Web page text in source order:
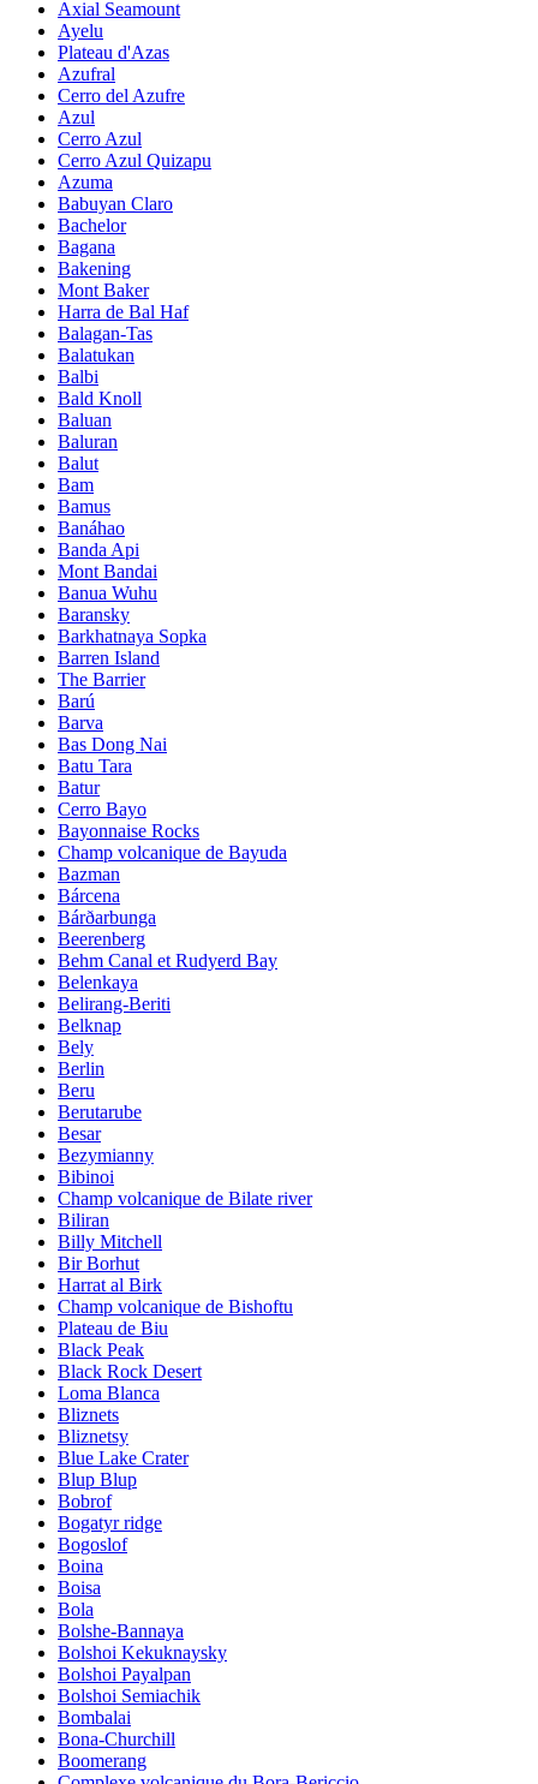
Axial Seamount
Ayelu
Plateau d'Azas
Azufral
Cerro del Azufre
Azul
Cerro Azul
Cerro Azul Quizapu
Azuma
Babuyan Claro
Bachelor
Bagana
Bakening
Mont Baker
Harra de Bal Haf
Balagan-Tas
Balatukan
Balbi
Bald Knoll
Baluan
Baluran
Balut
Bam
Bamus
Banáhao
Banda Api
Mont Bandai
Banua Wuhu
Baransky
Barkhatnaya Sopka
Barren Island
The Barrier
Barú
Barva
Bas Dong Nai
Batu Tara
Batur
Cerro Bayo
Bayonnaise Rocks
Champ volcanique de Bayuda
Bazman
Bárcena
Bárðarbunga
Beerenberg
Behm Canal et Rudyerd Bay
Belenkaya
Belirang-Beriti
Belknap
Bely
Berlin
Beru
Berutarube
Besar
Bezymianny
Bibinoi
Champ volcanique de Bilate river
Biliran
Billy Mitchell
Bir Borhut
Harrat al Birk
Champ volcanique de Bishoftu
Plateau de Biu
Black Peak
Black Rock Desert
Loma Blanca
Bliznets
Bliznetsy
Blue Lake Crater
Blup Blup
Bobrof
Bogatyr ridge
Bogoslof
Boina
Boisa
Bola
Bolshe-Bannaya
Bolshoi Kekuknaysky
Bolshoi Payalpan
Bolshoi Semiachik
Bombalai
Bona-Churchill
Boomerang